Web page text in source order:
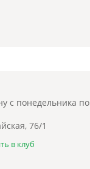
с понедельника по
76/1
в клуб